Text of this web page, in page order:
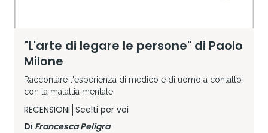
"L'arte di legare le persone" di Paolo
Milone
Raccontare l'esperienza di medico e di uomo a contatto
con la malattia mentale
RECENSIONI Scelti per voi
Di Francesca Peligra